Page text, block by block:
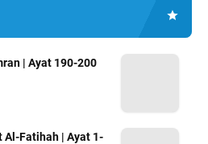
| Ayat 190-200
Al-Fatihah | Ayat 1-